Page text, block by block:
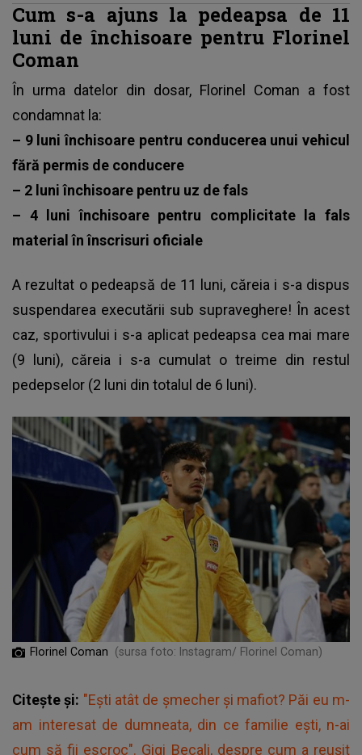
Cum s-a ajuns la pedeapsa de 11
luni de închisoare pentru Florinel
Coman
În urma datelor din dosar, Florinel Coman a fost
condamnat la:
– 9 luni închisoare pentru conducerea unui vehicul
fără permis de conducere
– 2 luni închisoare pentru uz de fals
– 4 luni închisoare pentru complicitate la fals
material în înscrisuri oficiale
A rezultat o pedeapsă de 11 luni, căreia i s-a dispus
suspendarea executării sub supraveghere! În acest
caz, sportivului i s-a aplicat pedeapsa cea mai mare
(9 luni), căreia i s-a cumulat o treime din restul
pedepselor (2 luni din totalul de 6 luni).
Florinel Coman (sursa foto: Instagram/ Florinel Coman)
Citește și: "Ești atât de șmecher și mafiot? Păi eu m-
am interesat de dumneata, din ce familie ești, n-ai
cum să fii escroc". Gigi Becali, despre cum a reușit